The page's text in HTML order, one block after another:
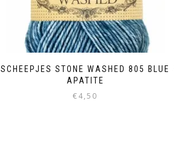
SCHEEPJES STONE WASHED 805 BLUE
APATITE
€4,50